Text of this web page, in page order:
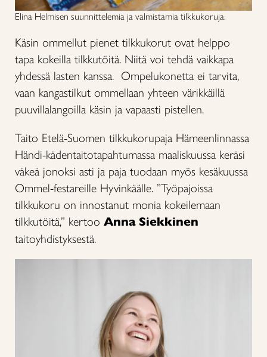
Elina Helmisen suunnittelemia ja valmistamia tilkkukoruja.
Käsin ommellut pienet tilkkukorut ovat helppo
tapa kokeilla tilkkutöitä. Niitä voi tehdä vaikkapa
yhdessä lasten kanssa. Ompelukonetta ei tarvita,
vaan kangastilkut ommellaan yhteen värikkäillä
puuvillalangoilla käsin ja vapaasti pistellen.
Taito Etelä-Suomen tilkkukorupaja Hämeenlinnassa
Händi-kädentaitotapahtumassa maaliskuussa keräsi
väkeä jonoksi asti ja paja tuodaan myös kesäkuussa
Ommel-festareille Hyvinkäälle. ”Työpajoissa
tilkkukoru on innostanut monia kokeilemaan
tilkkutöitä,” kertoo Anna Siekkinen
taitoyhdistyksestä.